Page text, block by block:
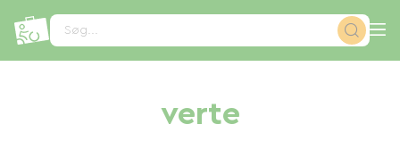
Søg...
verte
CCookie-styringspanel